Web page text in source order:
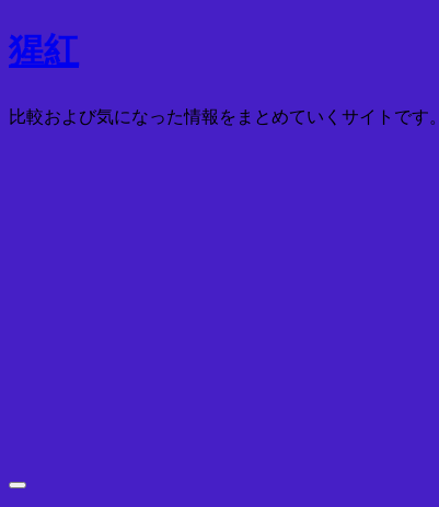
コ
ン
ン
猩紅
比較および気になった情報をまとめていくサイトです。